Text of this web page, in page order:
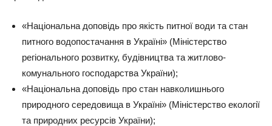
«Національна доповідь про якість питної води та стан
питного водопостачання в Україні» (Міністерство
регіонального розвитку, будівництва та житлово-
комунального господарства України);
«Національна доповідь про стан навколишнього
природного середовища в Україні» (Міністерство екології
та природних ресурсів України);